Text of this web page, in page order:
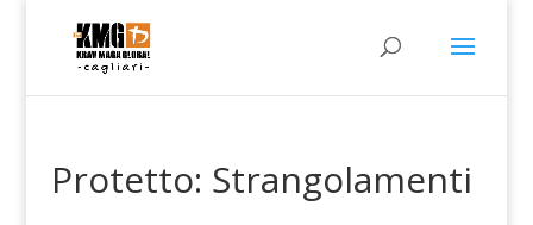
Protetto: Strangolamenti